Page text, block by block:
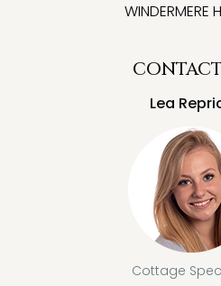
WINDERMERE
Lea
Cottage